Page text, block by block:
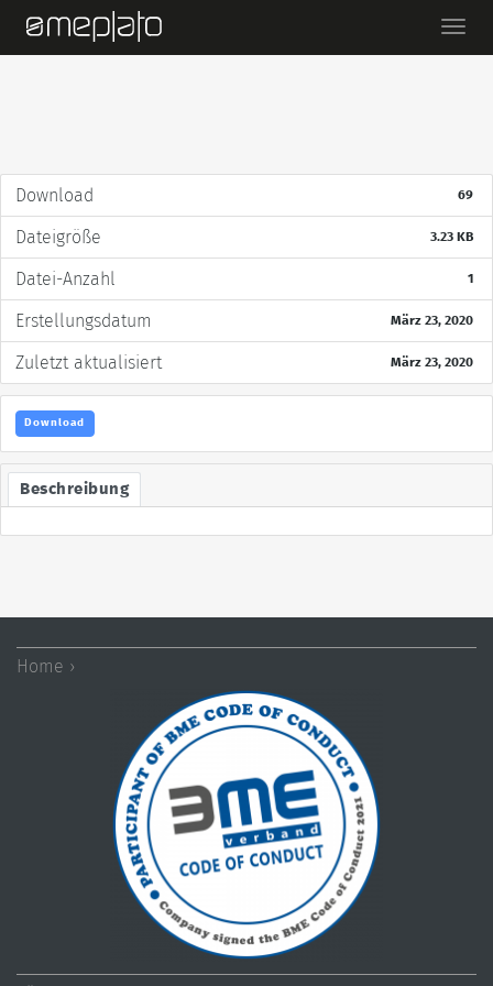
Ein-/
Download 69
Dateigröße 3.23 KB
Datei-Anzahl 1
Erstellungsdatum März 23, 2020
Zuletzt aktualisiert März 23, 2020
Download
Beschreibung
Home ›